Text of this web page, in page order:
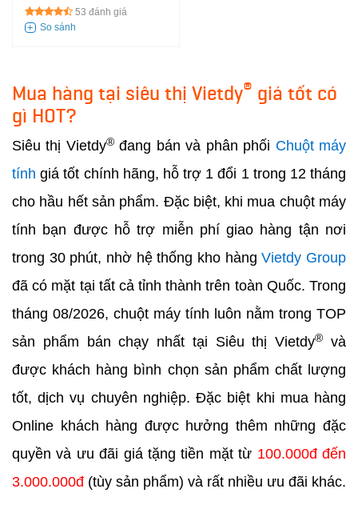
53 đánh giá
Mua hàng tại siêu thị Vietdy® giá tốt có
gì HOT?
Siêu thị Vietdy®đang bán và phân phối Chuột máy
tính giá tốt chính hãng, hỗ trợ 1 đổi 1 trong 12 tháng
cho hầu hết sản phẩm. Đặc biệt, khi mua chuột máy
tính bạn được hỗ trợ miễn phí giao hàng tận nơi
trong 30 phút, nhờ hệ thống kho hàngVietdy Group
đã có mặt tại tất cả tỉnh thành trên toàn Quốc. Trong
tháng 08/2026, chuột máy tính luôn nằm trong TOP
sản phẩm bán chạy nhất tại Siêu thị Vietdy®
và
được khách hàng bình chọn sản phẩm chất lượng
tốt, dịch vụ chuyên nghiệp. Đặc biệt khi mua hàng
Online khách hàng được hưởng thêm những đặc
quyền và ưu đãi giá tặng tiền mặt từ 100.000đ đến
3.000.000đ (tùy sản phẩm) và rất nhiều ưu đãi khác.